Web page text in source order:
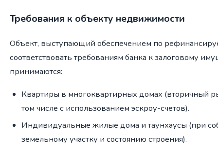
Требования к объекту недвижимости
Объект, выступающий обеспечением по
соответствовать требованиям банка к залоговому
принимаются:
Квартиры в многоквартирных домах (вторичный
том числе с использованием эскроу-счетов).
Индивидуальные жилые дома и таунхаусы (при
земельному участку и состоянию строения).